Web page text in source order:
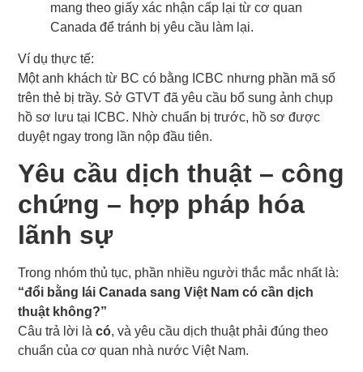
mang theo giấy xác nhận cấp lại từ cơ quan
Canada để tránh bị yêu cầu làm lại.
Ví dụ thực tế:
Một anh khách từ BC có bằng ICBC nhưng phần mã số
trên thẻ bị trầy. Sở GTVT đã yêu cầu bổ sung ảnh chụp
hồ sơ lưu tại ICBC. Nhờ chuẩn bị trước, hồ sơ được
duyệt ngay trong lần nộp đầu tiên.
Yêu cầu dịch thuật – công
chứng – hợp pháp hóa
lãnh sự
Trong nhóm thủ tục, phần nhiều người thắc mắc nhất là:
“đổi bằng lái Canada sang Việt Nam có cần dịch
thuật không?”
Câu trả lời là có, và yêu cầu dịch thuật phải đúng theo
chuẩn của cơ quan nhà nước Việt Nam.